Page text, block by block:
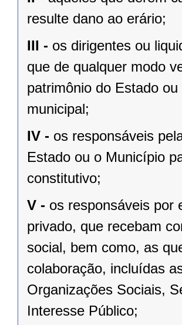
resulte dano ao erário;
III - os dirigentes ou
que de qualquer modo
patrimônio do Estado
municipal;
IV - os responsáveis
Estado ou o Município
constitutivo;
V - os responsáveis por
privado, que recebam
social, bem como, as
colaboração, incluídas
Organizações Sociais,
Interesse Público;